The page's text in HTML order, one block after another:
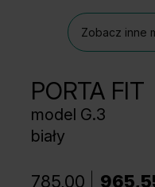
Zobacz inne
PORTA FIT
model G.3
biały
785,00